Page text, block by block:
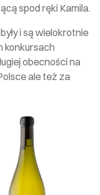
spod ręki Kamila.
i są wielokrotnie
konkursach
obecności na
ale też za